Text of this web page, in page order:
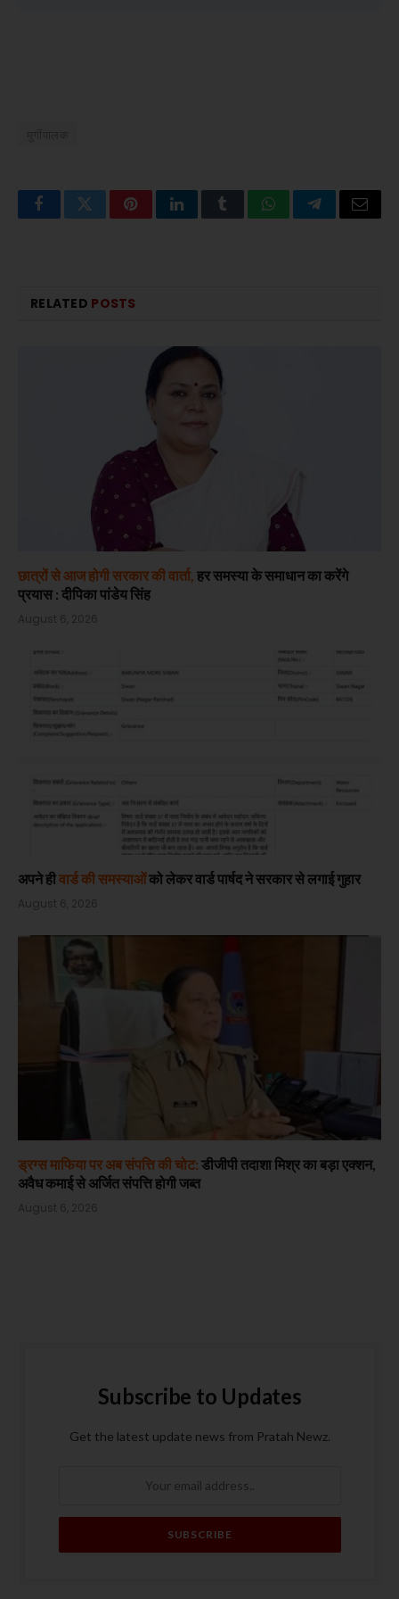
FacebookTwitterPinterestLinkedInTumblrWhatsAppTelegramEmail
RELATED POSTS
छात्रों से आज होगी सरकार की वार्ता, हर समस्या के समाधान का करेंगे
प्रयास : दीपिका पांडेय सिंह
August 6, 2026
अपने हीवार्ड की समस्याओंको लेकर वार्ड पार्षद ने सरकार से लगाई गुहार
August 6, 2026
ड्रग्स माफिया पर अब संपत्ति की चोट: डीजीपी तदाशा मिश्र का बड़ा एक्शन,
अवैध कमाई से अर्जित संपत्ति होगी जब्त
August 6, 2026
Subscribe to Updates
Get the latest update news from Pratah Newz.